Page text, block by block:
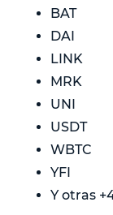
BAT
DAI
LINK
MRK
UNI
USDT
WBTC
YFI
Y otras